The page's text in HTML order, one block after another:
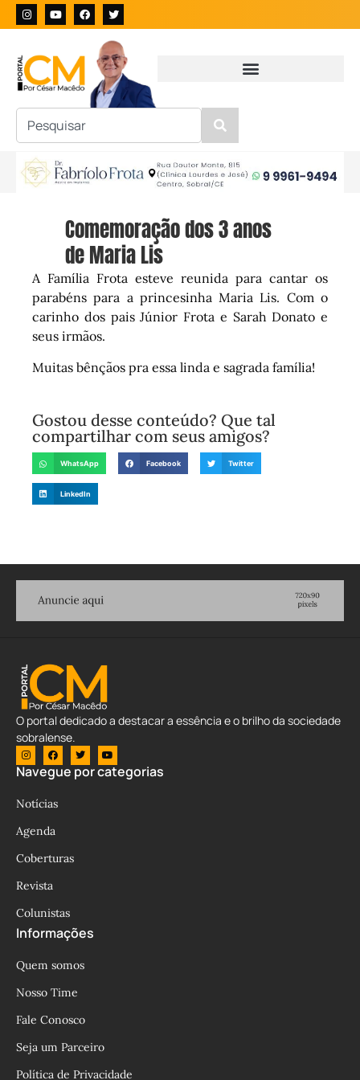
Comemoração dos 3 anos
de Maria Lis
A Família Frota esteve reunida para cantar os
parabéns para a princesinha Maria Lis. Com o
carinho dos pais Júnior Frota e Sarah Donato e
seus irmãos.
Muitas bênçãos pra essa linda e sagrada família!
Gostou desse conteúdo? Que tal
compartilhar com seus amigos?
WhatsApp Facebook Twitter
LinkedIn
O portal dedicado a destacar a essência e o brilho da sociedade
sobralense.
Navegue por categorias
Notícias
Agenda
Coberturas
Revista
Colunistas
Informações
Quem somos
Nosso Time
Fale Conosco
Seja um Parceiro
Política de Privacidade